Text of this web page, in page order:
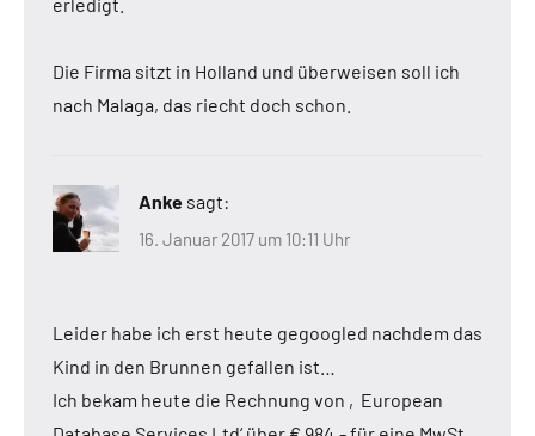
Die Firma sitzt in Holland und überweisen soll ich
nach Malaga, das riecht doch schon.
Anke sagt:
16. Januar 2017 um 10:11 Uhr
Leider habe ich erst heute gegoogled nachdem das
Kind in den Brunnen gefallen ist…
Ich bekam heute die Rechnung von ‚European